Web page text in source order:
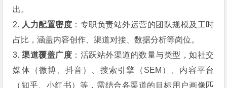
出。
2. 人力配置密度 ：专职负责站外运营的团队规模及工时
占比，涵盖内容创作、渠道对接、数据分析等岗位。
3. 渠道覆盖广度 ：活跃站外渠道的数量与类型，如社交
媒体（微博、抖音）、搜索引擎（SEM）、内容平台
（知乎、小红书）等，需结合各渠道的目标用户画像匹